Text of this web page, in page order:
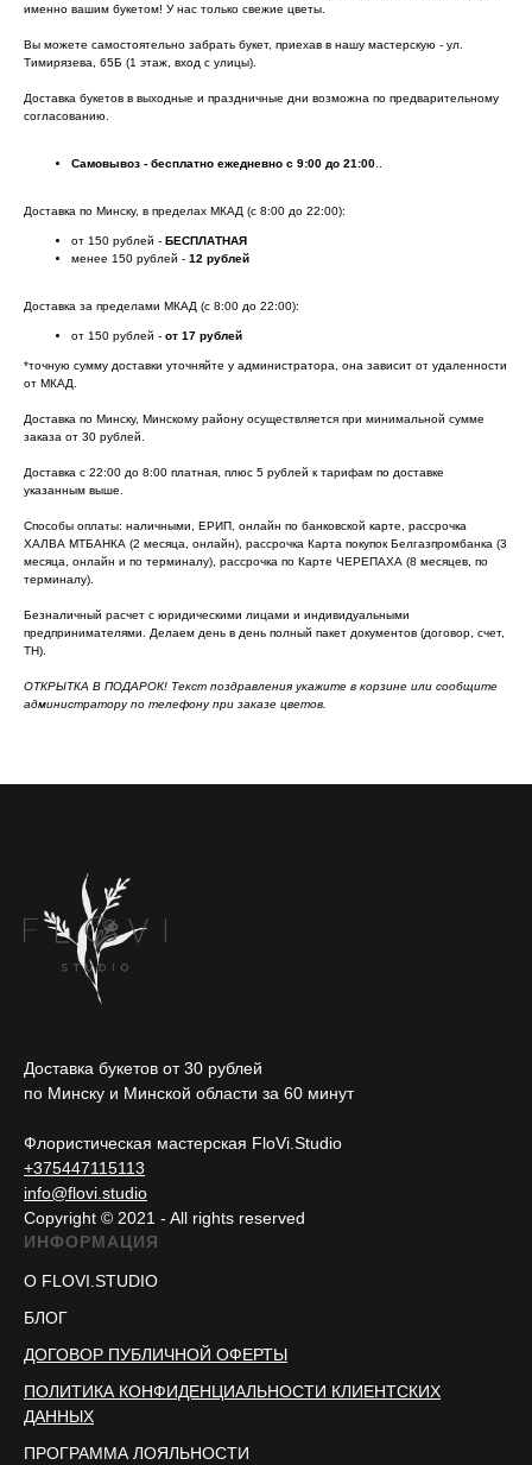
именно вашим букетом! У нас только свежие цветы.
Вы можете самостоятельно забрать букет, приехав в нашу мастерскую - ул.
Тимирязева, 65Б (1 этаж, вход с улицы).
Доставка букетов в выходные и праздничные дни возможна по предварительному
согласованию.
Самовывоз - бесплатно ежедневно с 9:00 до 21:00..
Доставка по Минску, в пределах МКАД (с 8:00 до 22:00):
от 150 рублей - БЕСПЛАТНАЯ
менее 150 рублей - 12 рублей
Доставка за пределами МКАД (с 8:00 до 22:00):
от 150 рублей - от 17 рублей
*точную сумму доставки уточняйте у администратора, она зависит от удаленности
от МКАД.
Доставка по Минску, Минскому району осуществляется при минимальной сумме
заказа от 30 рублей.
Доставка с 22:00 до 8:00 платная, плюс 5 рублей к тарифам по доставке
указанным выше.
Способы оплаты: наличными, ЕРИП, онлайн по банковской карте, рассрочка
ХАЛВА МТБАНКА (2 месяца, онлайн), рассрочка Карта покупок Белгазпромбанка (3
месяца, онлайн и по терминалу), рассрочка по Карте ЧЕРЕПАХА (8 месяцев, по
терминалу).
Безналичный расчет с юридическими лицами и индивидуальными
предпринимателями. Делаем день в день полный пакет документов (договор, счет,
ТН).
ОТКРЫТКА В ПОДАРОК! Текст поздравления укажите в корзине или сообщите
администратору по телефону при заказе цветов.
Доставка букетов от 30 рублей
по Минску и Минской области за 60 минут
Флористическая мастерская FloVi.Studio
+375447115113
info@flovi.studio
Copyright © 2021 - All rights reserved
ИНФОРМАЦИЯ
О FLOVI.STUDIO
БЛОГ
ДОГОВОР ПУБЛИЧНОЙ ОФЕРТЫ
ПОЛИТИКА КОНФИДЕНЦИАЛЬНОСТИ КЛИЕНТСКИХ
ДАННЫХ
ПРОГРАММА ЛОЯЛЬНОСТИ